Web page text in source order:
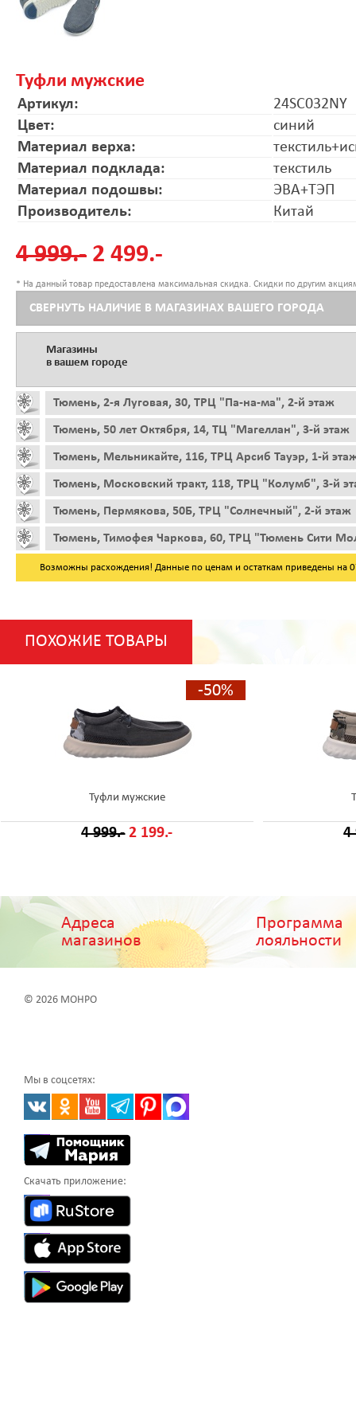
Туфли мужские
Артикул:
24SC032NY
Цвет:
синий
Материал верха:
Материал подклада:
текстиль
Материал подошвы:
ЭВА+ТЭП
Производитель:
Китай
4 999.- 2 499.-
* На данный товар предоставлена максимальная скидка. Скидки по другим
СВЕРНУТЬ НАЛИЧИЕ В МАГАЗИНАХ ВАШЕГО ГОРОДА
Магазины
в вашем городе
Тюмень, 2-я Луговая, 30, ТРЦ "Па-на-ма", 2-й этаж
Тюмень, 50 лет Октября, 14, ТЦ "Магеллан", 3-й этаж
Тюмень, Мельникайте, 116, ТРЦ Арсиб Тауэр, 1-й
Тюмень, Московский тракт, 118, ТРЦ "Колумб", 3-й
Тюмень, Пермякова, 50Б, ТРЦ "Солнечный", 2-й этаж
Тюмень, Тимофея Чаркова, 60, ТРЦ "Тюмень Сити
Возможны расхождения! Данные по ценам и остаткам приведены на
ПОХОЖИЕ ТОВАРЫ
-50%
Туфли мужские
4 999.- 2 199.- 4
Адреса
магазинов
Программа
лояльности
© 2026 МОНРО
Мы в соцсетях:
Скачать приложение: